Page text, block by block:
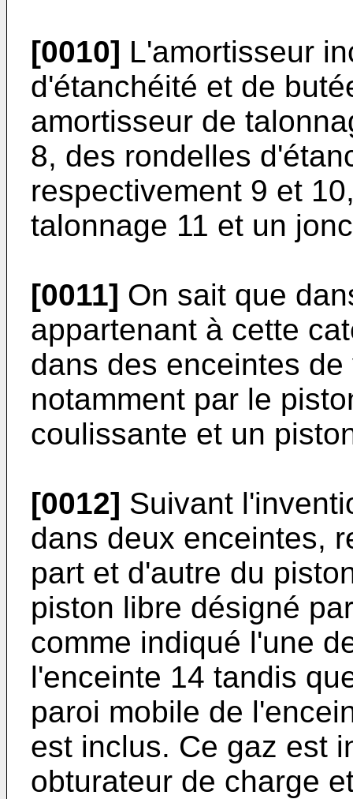
[0010] L'amortisseur
d'étanchéité et de
amortisseur de
8, des rondelles
respectivement 9 et
talonnage 11 et un
[0011] On sait que
appartenant à cette
dans des enceintes
notamment par le
coulissante et un
[0012] Suivant
dans deux enceintes,
part et d'autre du
piston libre désigné
comme indiqué l'une
l'enceinte 14 tandis
paroi mobile de
est inclus. Ce gaz est
obturateur de charge